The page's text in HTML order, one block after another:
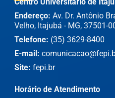
Endereço: Av. Dr. Antônio
Velho, Itajubá - MG, 37501-
Telefone: (35) 3629-8400
E-mail:
Site: fepi.br
Horário de Atendimento